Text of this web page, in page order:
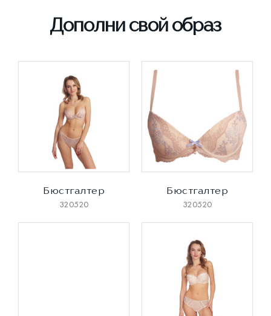
Дополни свой образ
Бюстгалтер
320520
Бюстгалтер
320520